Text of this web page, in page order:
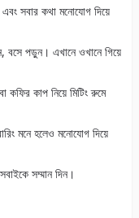
সবার কথা মনোযোগ দিয়ে
বসে পড়ুন। এখানে ওখানে গিয়ে
কফির কাপ নিয়ে মিটিং রুমে
মনে হলেও মনোযোগ দিয়ে
সম্মান দিন।